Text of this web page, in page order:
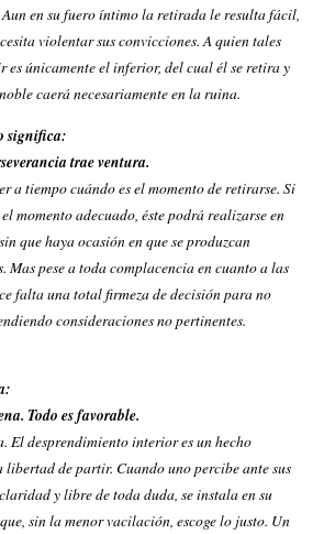
en su fuero íntimo la retirada le resulta fácil,
violentar sus convicciones. A quien tales
únicamente el inferior, del cual él se retira y
caerá necesariamente en la ruina.
significa:
trae ventura.
a tiempo cuándo es el momento de retirarse. Si
momento adecuado, éste podrá realizarse en
que haya ocasión en que se produzcan
Mas pese a toda complacencia en cuanto a las
falta una total firmeza de decisión para no
consideraciones no pertinentes.
Todo es favorable.
El desprendimiento interior es un hecho
de partir. Cuando uno percibe ante sus
y libre de toda duda, se instala en su
sin la menor vacilación, escoge lo justo. Un